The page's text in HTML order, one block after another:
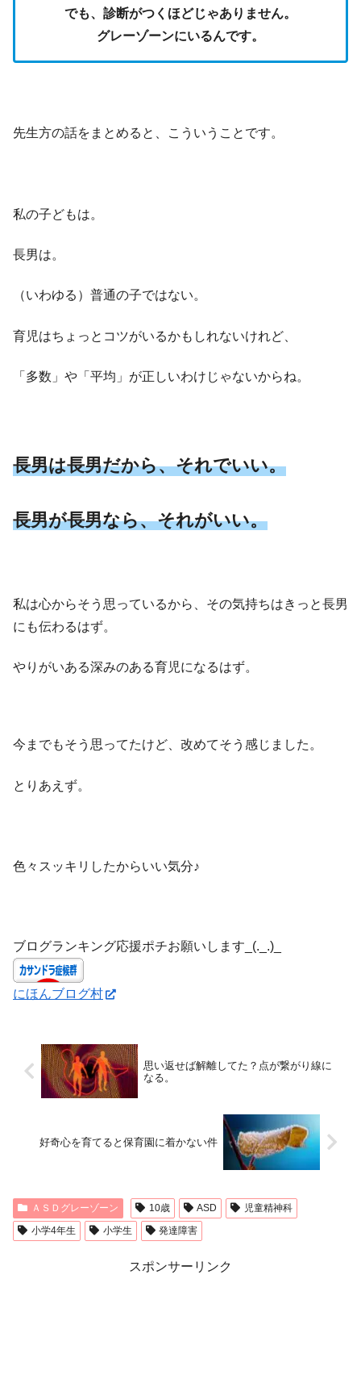
でも、診断がつくほどじゃありません。
グレーゾーンにいるんです。
先生方の話をまとめると、こういうことです。
私の子どもは。
長男は。
（いわゆる）普通の子ではない。
育児はちょっとコツがいるかもしれないけれど、
「多数」や「平均」が正しいわけじゃないからね。
長男は長男だから、それでいい。
長男が長男なら、それがいい。
私は心からそう思っているから、その気持ちはきっと長男
にも伝わるはず。
やりがいある深みのある育児になるはず。
今までもそう思ってたけど、改めてそう感じました。
とりあえず。
色々スッキリしたからいい気分♪
ブログランキング応援ポチお願いします_(._.)_
にほんブログ村
思い返せば解離してた？点が繋がり線に
なる。
好奇心を育てると保育園に着かない件
ＡＳＤグレーゾーン 10歳 ASD
児童精神科
小学4年生
小学生 発達障害
スポンサーリンク